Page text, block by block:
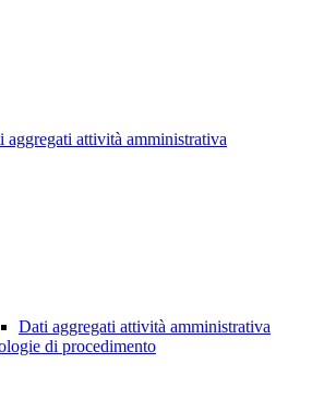
aggregati attività amministrativa
Dati aggregati attività amministrativa
di procedimento